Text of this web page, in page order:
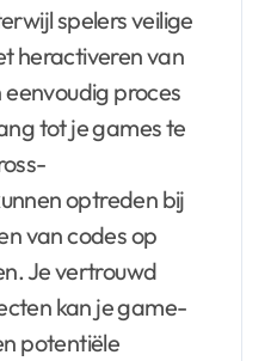
spelers veilige
heractiveren van
eenvoudig proces
tot je games te
optreden bij
van codes op
Je vertrouwd
kan je game-
potentiële